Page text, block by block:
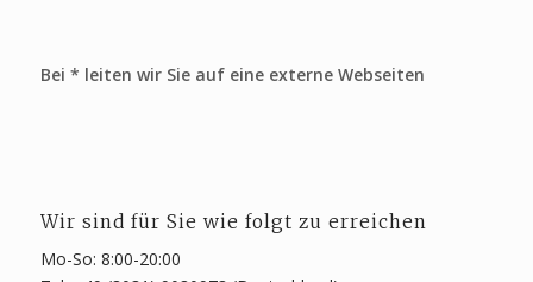
Bei * leiten wir Sie auf eine externe Webseiten
Wir sind für Sie wie folgt zu erreichen
Mo-So: 8:00-20:00